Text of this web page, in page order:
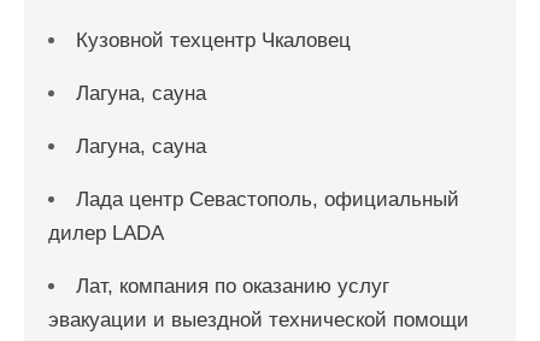
Кузовной техцентр Чкаловец
Лагуна, сауна
Лагуна, сауна
Лада центр Севастополь, официальный
дилер LADA
Лат, компания по оказанию услуг
эвакуации и выездной технической помощи